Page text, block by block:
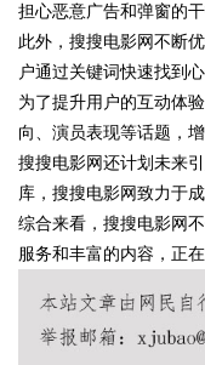
!
担心恶意广告和弹窗的
此外，搜搜电影网不断
户通过关键词快速找到
为了提升用户的互动体
向、演员表现等话题，
搜搜电影网还计划未来
库，搜搜电影网致力于
综合来看，搜搜电影网
服务和丰富的内容，正